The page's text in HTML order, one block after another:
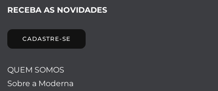
RECEBA AS NOVIDADES
CADASTRE-SE
QUEM SOMOS
Sobre a Moderna